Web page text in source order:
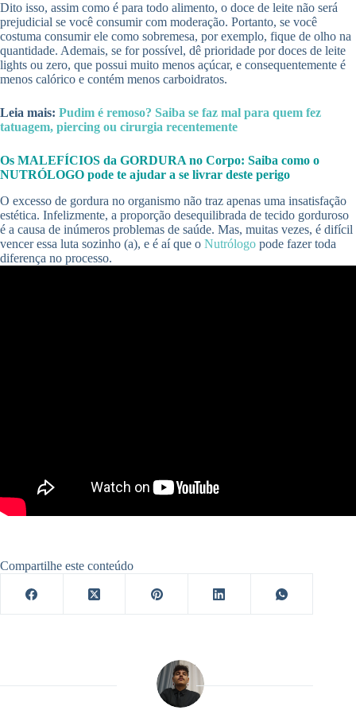
Dito isso, assim como é para todo alimento, o doce de leite não será
prejudicial se você consumir com moderação. Portanto, se você
costuma consumir ele como sobremesa, por exemplo, fique de olho na
quantidade. Ademais, se for possível, dê prioridade por doces de leite
lights ou zero, que possui muito menos açúcar, e consequentemente é
menos calórico e contém menos carboidratos.
Leia mais: Pudim é remoso? Saiba se faz mal para quem fez
tatuagem, piercing ou cirurgia recentemente
Os MALEFÍCIOS da GORDURA no Corpo: Saiba como o
NUTRÓLOGO pode te ajudar a se livrar deste perigo
O excesso de gordura no organismo não traz apenas uma insatisfação
estética. Infelizmente, a proporção desequilibrada de tecido gorduroso
é a causa de inúmeros problemas de saúde. Mas, muitas vezes, é difícil
vencer essa luta sozinho (a), e é aí que o Nutrólogo pode fazer toda
diferença no processo.
Compartilhe este conteúdo